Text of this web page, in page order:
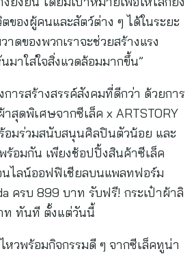
ของผู้คนและสัตว์ต่าง ๆ ได้ในระยะ
ดของพวกเราจะช่วยสร้างแรง
าใส่ใจสิ่งแวดล้อมมากขึ้น”
ารสร้างสรรค์สังคมที่ดีกว่า ด้วยการ
าสุดพิเศษจากซีเล็ค x ARTSTORY
อมร่วมสนับสนุนศิลปินตัวน้อย และ
ร้อมกัน เพียงช้อปปิ้งสินค้าซีเล็ค
ไลน์ออฟฟิเชียลบนแพลทฟอร์ม
ครบ 899 บาท รับฟรี! กระเป๋าผ้าลิ
ท ทันที ตั้งแต่วันนี้
หวพร้อมกิจกรรมดี ๆ จากซีเล็คทูน่า